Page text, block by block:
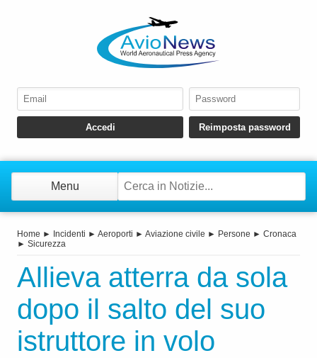
Menu
Home ► Incidenti ► Aeroporti ► Aviazione civile ► Persone ► Cronaca
► Sicurezza
Allieva atterra da sola
dopo il salto del suo
istruttore in volo